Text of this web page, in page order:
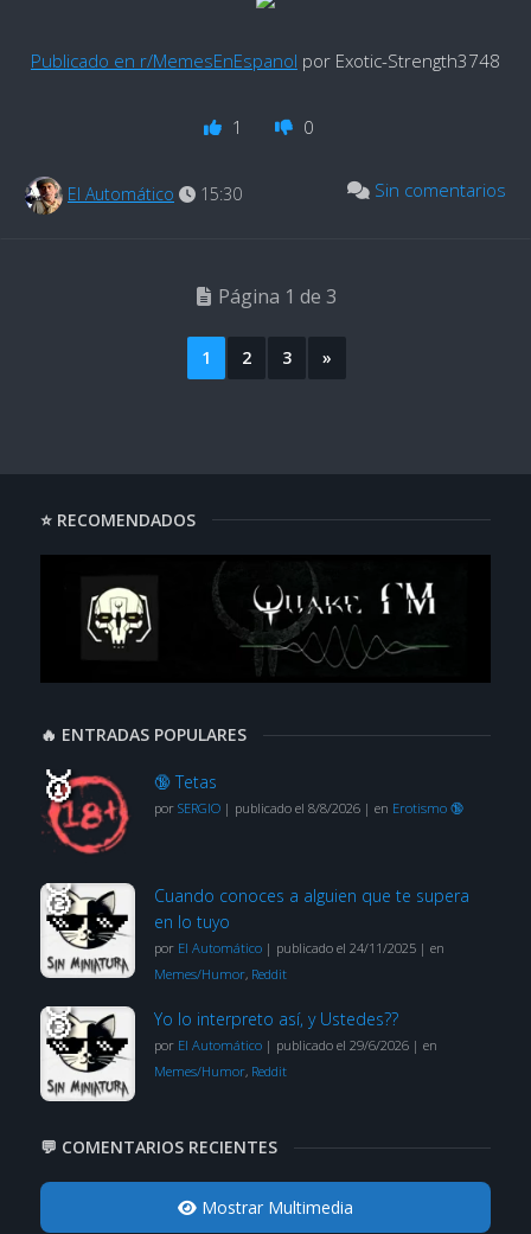
Publicado en r/MemesEnEspanol por Exotic-Strength3748
1 0
El Automático 15:30 Sin comentarios
Página 1 de 3
1 2 3 »
⭐ RECOMENDADOS
🔥 ENTRADAS POPULARES
🔞 Tetas
por SERGIO| publicado el 8/8/2026| en Erotismo 🔞
Cuando conoces a alguien que te supera
en lo tuyo
por El Automático| publicado el 24/11/2025| en
Memes/Humor, Reddit
Yo lo interpreto así, y Ustedes??
por El Automático| publicado el 29/6/2026| en
Memes/Humor, Reddit
💬 COMENTARIOS RECIENTES
Mostrar Multimedia